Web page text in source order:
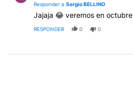
Responder a Sergio BELLINO
Jajaja 😂 veremos en octubre
RESPONDER 0 0